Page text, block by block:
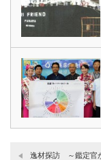
逸材探訪 ～鑑定官